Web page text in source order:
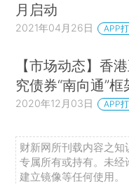
月启动
2021年04月26日 APP
【市场动态】香
究债券“南向通”框
2020年12月03日 APP
财新网所刊载内容之知
专属所有或持有。未经
建立镜像等任何使用。